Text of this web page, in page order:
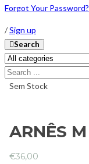
Forgot Your Password?
/Sign up
Search
Sem Stock
ARNÊS M
€36,00